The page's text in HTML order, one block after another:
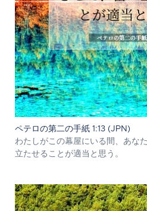
ペテロの第二の手紙 1:13 (JPN)
わたしがこの幕屋にいる間、あな
立たせることが適当と思う。